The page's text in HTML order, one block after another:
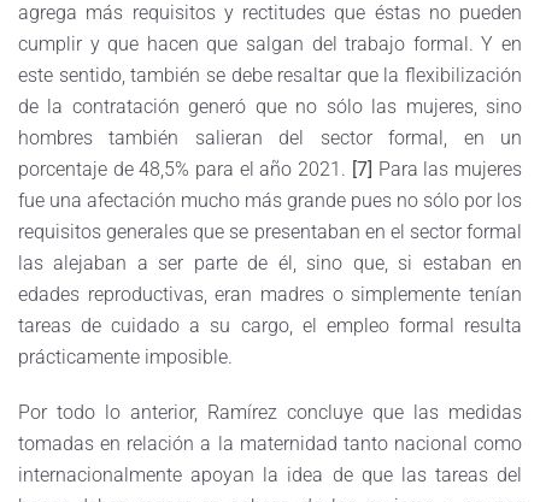
agrega más requisitos y rectitudes que éstas no pueden
cumplir y que hacen que salgan del trabajo formal. Y en
este sentido, también se debe resaltar que la flexibilización
de la contratación generó que no sólo las mujeres, sino
hombres también salieran del sector formal, en un
porcentaje de 48,5% para el año 2021. [7] Para las mujeres
fue una afectación mucho más grande pues no sólo por los
requisitos generales que se presentaban en el sector formal
las alejaban a ser parte de él, sino que, si estaban en
edades reproductivas, eran madres o simplemente tenían
tareas de cuidado a su cargo, el empleo formal resulta
prácticamente imposible.
Por todo lo anterior, Ramírez concluye que las medidas
tomadas en relación a la maternidad tanto nacional como
internacionalmente apoyan la idea de que las tareas del